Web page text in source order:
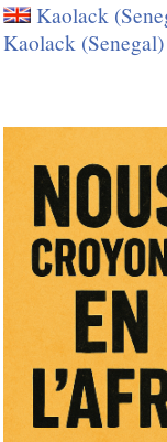
Kaolack
Kaolack (Senegal)